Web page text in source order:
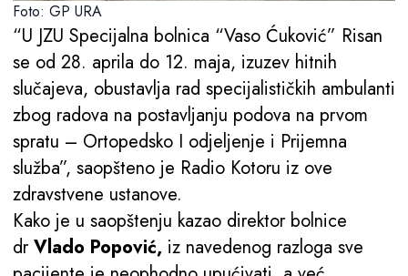
Foto: GP URA
“U JZU Specijalna bolnica “Vaso Ćuković” Risan
se od 28. aprila do 12. maja, izuzev hitnih
slučajeva, obustavlja rad specijalističkih ambulanti
zbog radova na postavljanju podova na prvom
spratu – Ortopedsko I odjeljenje i Prijemna
služba”, saopšteno je Radio Kotoru iz ove
zdravstvene ustanove.
Kako je u saopštenju kazao direktor bolnice
drVlado Popović, iz navedenog razloga sve